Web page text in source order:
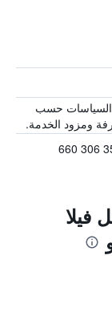
حسب
ومزود الخدمة.
فيلا